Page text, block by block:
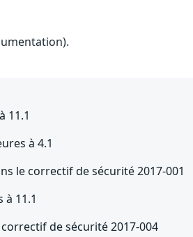
11.1
à 4.1
le correctif de sécurité 2017-001
11.1
de sécurité 2017-004